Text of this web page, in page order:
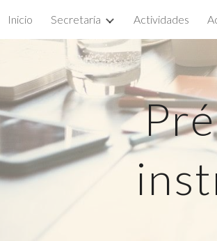
Skip to main content
Inicio Secretaría Actividades